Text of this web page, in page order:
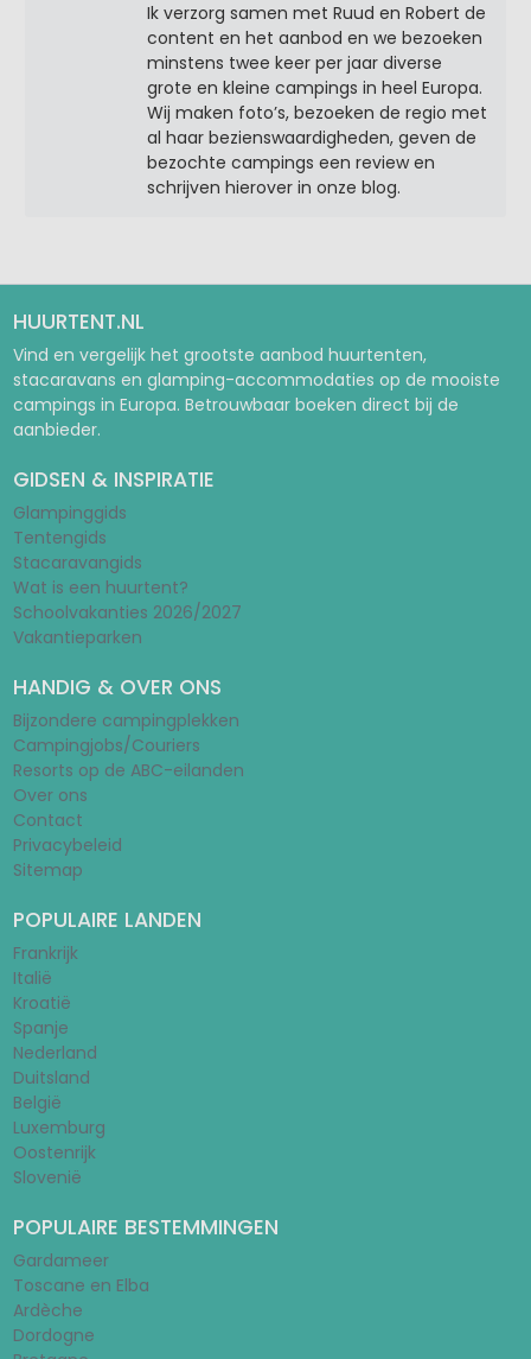
Ik verzorg samen met Ruud en Robert de
content en het aanbod en we bezoeken
minstens twee keer per jaar diverse
grote en kleine campings in heel Europa.
Wij maken foto’s, bezoeken de regio met
al haar bezienswaardigheden, geven de
bezochte campings een review en
schrijven hierover in onze blog.
HUURTENT.NL
Vind en vergelijk het grootste aanbod huurtenten,
stacaravans en glamping-accommodaties op de mooiste
campings in Europa. Betrouwbaar boeken direct bij de
aanbieder.
GIDSEN & INSPIRATIE
Glampinggids
Tentengids
Stacaravangids
Wat is een huurtent?
Schoolvakanties 2026/2027
Vakantieparken
HANDIG & OVER ONS
Bijzondere campingplekken
Campingjobs/Couriers
Resorts op de ABC-eilanden
Over ons
Contact
Privacybeleid
Sitemap
POPULAIRE LANDEN
Frankrijk
Italië
Kroatië
Spanje
Nederland
Duitsland
België
Luxemburg
Oostenrijk
Slovenië
POPULAIRE BESTEMMINGEN
Gardameer
Toscane en Elba
Ardèche
Dordogne